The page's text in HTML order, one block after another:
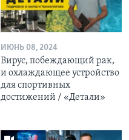
ИЮНЬ 08, 2024
Вирус, побеждающий рак,
и охлаждающее устройство
для спортивных
достижений / «Детали»